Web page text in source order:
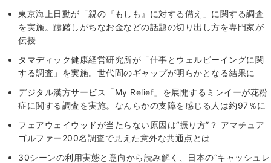
東京海上⽇動が「親の『もしも』に対する備え」に関する調査
を実施。躊躇しがちなお金などの話題の切り出し方を専門家が
伝授
タマディック健康経営研究所が「仕事とウェルビーイングに関
する調査」を実施。世代間のギャップが明らかとなる結果に
デジタル漢方サービス「My Relief」を展開するミンイーが花粉
症に関する調査を実施。なんらかの支障を感じる人は約97％に
フェアウェイウッドが当たらない原因は“振り方”？ アマチュア
ゴルファー200名調査で見えた意外な共通点とは
30シーンの利用実態と意向から読み解く、日本の“キャッシュレ